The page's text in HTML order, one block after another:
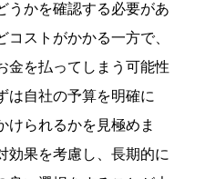
うかを確認する必要があ
コストがかかる一方で、
金を払ってしまう可能性
は自社の予算を明確に
けられるかを見極めま
効果を考慮し、長期的に